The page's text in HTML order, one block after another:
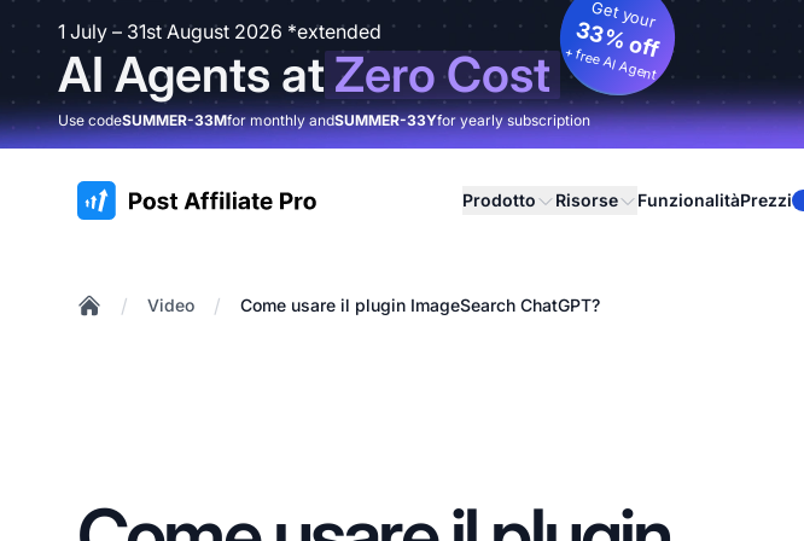
1 July – 31st August 2026 *extended
AI Agents atZero Cost
Get your
33% off
+ free AI Agent
Use codeSUMMER-33Mfor monthly andSUMMER-33Yfor yearly subscription
:site.title Prodotto Risorse FunzionalitàPrezzi
/ Video / Come usare il plugin ImageSearch ChatGPT?